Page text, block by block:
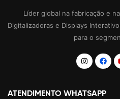
Líder global na fabricação e
Digitalizadoras e Displays
para o
ATENDIMENTO WHATSAPP